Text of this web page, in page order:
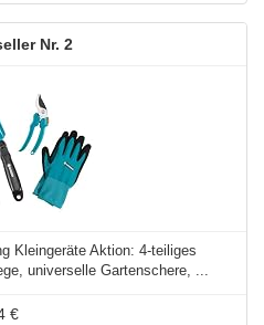
2
Kleingeräte Aktion: 4-teiliges
universelle Gartenschere, ...
€